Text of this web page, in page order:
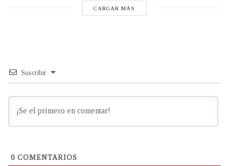
CARGAR MÁS
Suscribir
0 COMENTARIOS